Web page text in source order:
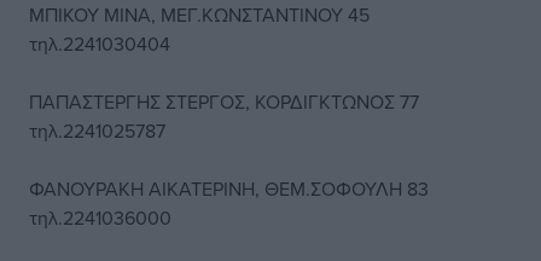
ΜΠΙΚΟΥ ΜΙΝΑ, ΜΕΓ.ΚΩΝΣΤΑΝΤΙΝΟΥ 45
τηλ.2241030404
ΠΑΠΑΣΤΕΡΓΗΣ ΣΤΕΡΓΟΣ, ΚΟΡΔΙΓΚΤΩΝΟΣ 77
τηλ.2241025787
ΦΑΝΟΥΡΑΚΗ ΑΙΚΑΤΕΡΙΝΗ, ΘΕΜ.ΣΟΦΟΥΛΗ 83
τηλ.2241036000